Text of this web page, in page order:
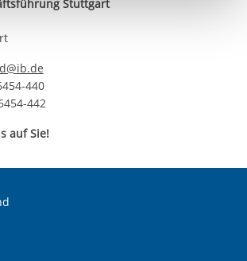
und daher unabhängig von einer
Stuttgart
440
442
auf Sie!